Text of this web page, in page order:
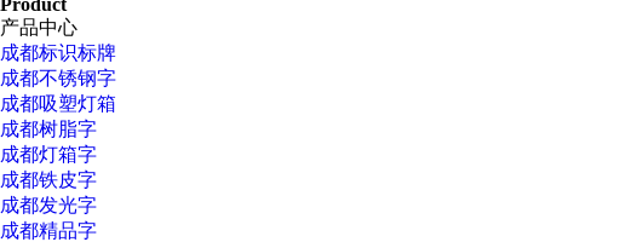
Product
产品中心
成都标识标牌
成都不锈钢字
成都吸塑灯箱
成都树脂字
成都灯箱字
成都铁皮字
成都发光字
成都精品字